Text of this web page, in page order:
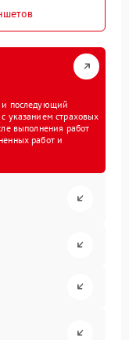
и последующий
указанием страховых
выполнения работ
работ и